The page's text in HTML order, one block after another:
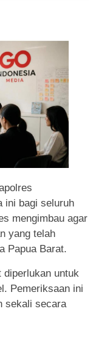
ini bagi seluruh
mengimbau agar
yang telah
Papua Barat.
diperlukan untuk
Pemeriksaan ini
sekali secara